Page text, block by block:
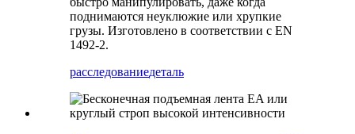
поднимаются неуклюжие или хрупкие
грузы. Изготовлено в соответствии с EN
1492-2.
расследованиедеталь